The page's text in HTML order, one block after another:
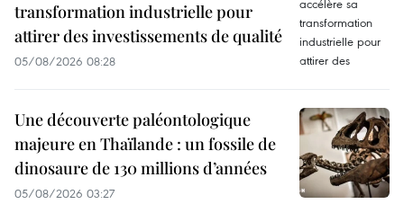
transformation industrielle pour
attirer des investissements de qualité
05/08/2026 08:28
Une découverte paléontologique
majeure en Thaïlande : un fossile de
dinosaure de 130 millions d’années
05/08/2026 03:27